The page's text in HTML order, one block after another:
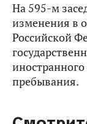
На 595-м
изменения в
Российской
пребывания.